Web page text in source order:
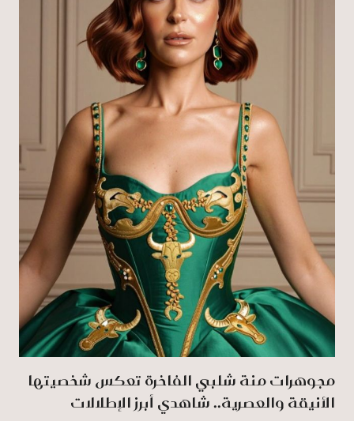
مجوهرات منة شلبي الفاخرة تعكس شخصيتها
الأنيقة والعصرية.. شاهدي أبرز الإطلالات